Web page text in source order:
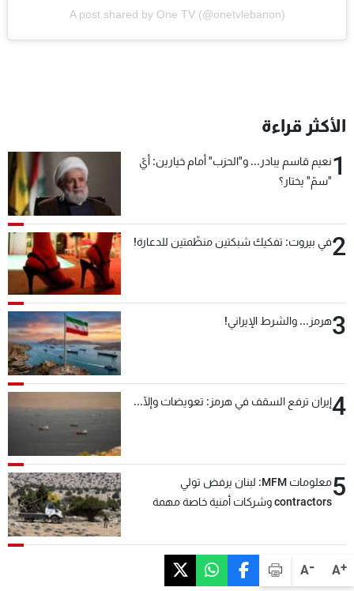
A+
A-
A post shared by One TV (@onetvlebanon)
الأكثر قراءة
1نعيم قاسم يبادر... و"الحزب" أمام خيارين: أيّ
"سمّ" يختار؟
2في بيروت: تفكيك شبكتين منظّمتين للدعارة!
3هرمز... والشرط الإيراني!
4إيران ترفع السقف في هرمز: تعويضات وإلّا...
5
معلومات MFM: لبنان يرفض تولي
contractors وشركات أمنية خاصة مهمة